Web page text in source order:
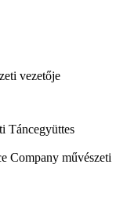
vezetője
Táncegyüttes
Company művészeti